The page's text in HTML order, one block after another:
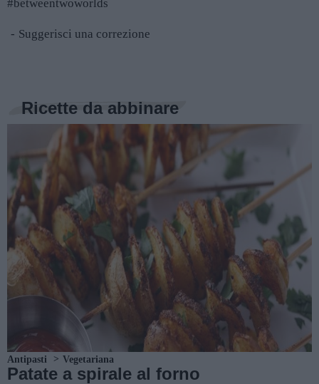
#betweentwoworlds
Suggerisci una correzione
Ricette da abbinare
Antipasti Vegetariana
Patate a spirale al forno